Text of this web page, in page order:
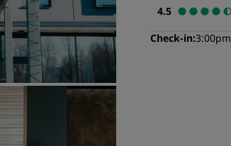
und
Sie Radisson Meetings
Meetingraum buchen
Sie ein Angebot an
4.5
Check-in 3:00pm